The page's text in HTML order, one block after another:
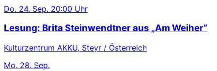
Do. 24. Sep. 20:00 Uhr
Lesung: Brita Steinwendtner aus „Am Weiher“
Kulturzentrum AKKU, Steyr / Österreich
Mo. 28. Sep.